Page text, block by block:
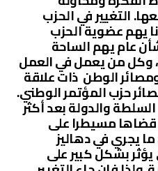
التغيير في الحزب
يهم عضوية الحزب
عام يهم الساحة
وكل من يعمل في العمل
ومصائر الوطن ذات علاقة
حزب المؤتمر الوطني.
والدولة بعد أكثر
مسيطرا على
يجري في دهاليز
بشكل كبير على